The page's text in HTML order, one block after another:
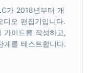
가 2018년부터 개
디오 편집기입니다.
가이드를 작성하고,
계를 테스트합니다.